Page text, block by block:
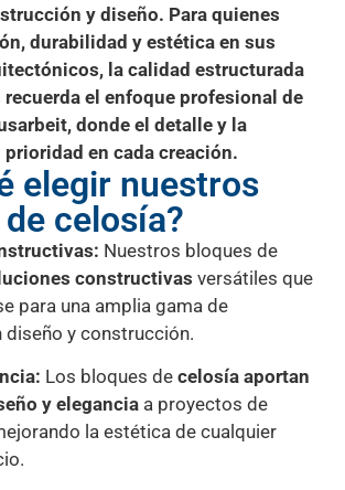
y diseño. Para quienes
durabilidad y estética en sus
la calidad estructurada
el enfoque profesional de
, donde el detalle y la
en cada creación.
elegir nuestros
celosía?
Nuestros bloques de
constructivas versátiles que
para una amplia gama de
diseño y construcción.
Los bloques de celosía aportan
y elegancia a proyectos de
la estética de cualquier